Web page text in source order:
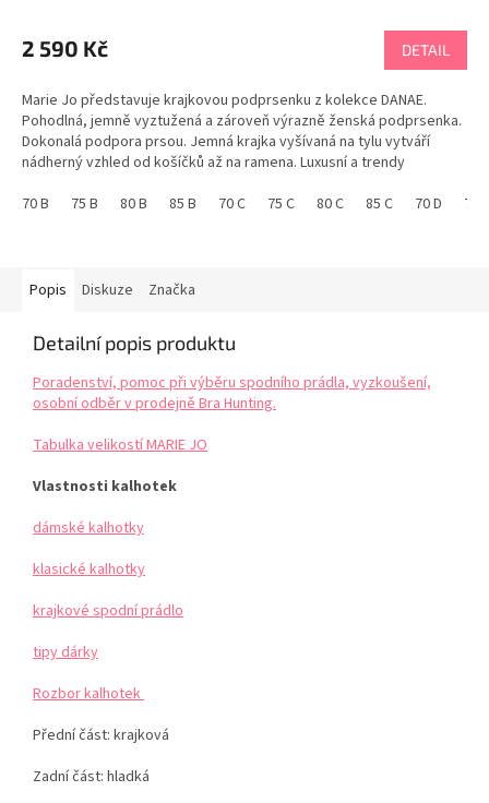
2 590 Kč DETAIL
Marie Jo představuje krajkovou podprsenku z kolekce DANAE.
Pohodlná, jemně vyztužená a zároveň výrazně ženská podprsenka.
Dokonalá podpora prsou. Jemná krajka vyšívaná na tylu vytváří
nádherný vzhled od košíčků až na ramena. Luxusní a trendy
70 B
75 B 80 B 85 B 70 C 75 C 80 C 85 C 70 D 75
Popis Diskuze Značka
Detailní popis produktu
Poradenství, pomoc při výběru spodního prádla, vyzkoušení,
osobní odběr v prodejně Bra Hunting.
Tabulka velikostí MARIE JO
Vlastnosti kalhotek
dámské kalhotky
klasické kalhotky
krajkové spodní prádlo
tipy dárky
Rozbor kalhotek
Přední část: krajková
Zadní část: hladká